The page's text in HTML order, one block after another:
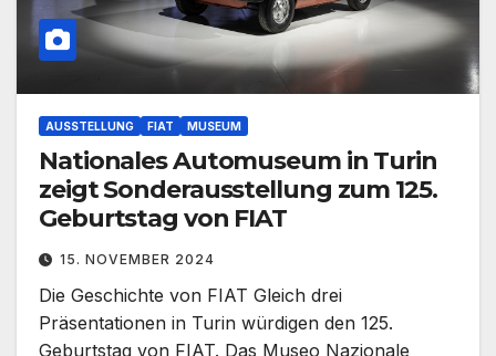
AUSSTELLUNG FIAT MUSEUM
Nationales Automuseum in Turin
zeigt Sonderausstellung zum 125.
Geburtstag von FIAT
15. NOVEMBER 2024
Die Geschichte von FIAT Gleich drei
Präsentationen in Turin würdigen den 125.
Geburtstag von FIAT. Das Museo Nazionale